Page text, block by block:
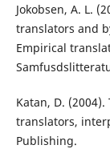
Jokobsen, A. L.
translators and
Empirical
Katan, D.
translators,
Publishing.